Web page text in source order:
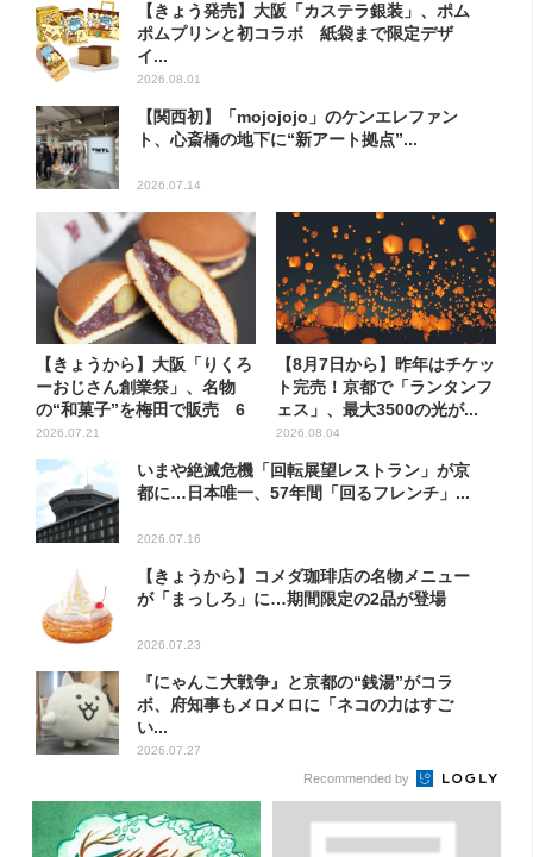
【きょう発売】大阪「カステラ銀装」、ポム
ポムプリンと初コラボ 紙袋まで限定デザ
イ...
2026.08.01
【関西初】「mojojojo」のケンエレファン
ト、心斎橋の地下に“新アート拠点”...
2026.07.14
【きょうから】大阪「りくろ
ーおじさん創業祭」、名物
の“和菓子”を梅田で販売 6
日...
2026.07.21
【8月7日から】昨年はチケッ
ト完売！京都で「ランタンフ
ェス」、最大3500の光が...
2026.08.04
いまや絶滅危機「回転展望レストラン」が京
都に…日本唯一、57年間「回るフレンチ」...
2026.07.16
【きょうから】コメダ珈琲店の名物メニュー
が「まっしろ」に…期間限定の2品が登場
2026.07.23
『にゃんこ大戦争』と京都の“銭湯”がコラ
ボ、府知事もメロメロに「ネコの力はすご
い...
2026.07.27
Recommended by